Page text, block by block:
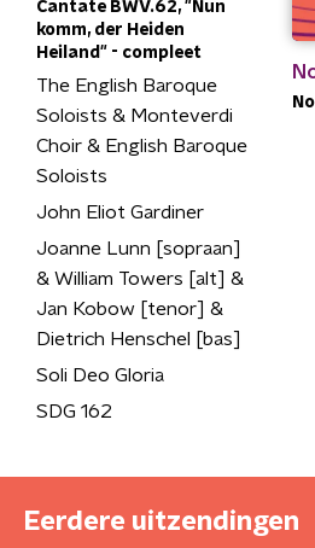
Cantate BWV.62, "Nun
komm, der Heiden
Heiland" - compleet
The English Baroque
Soloists & Monteverdi
Choir & English Baroque
Soloists
John Eliot Gardiner
Joanne Lunn [sopraan]
& William Towers [alt] &
Jan Kobow [tenor] &
Dietrich Henschel [bas]
Soli Deo Gloria
SDG 162
Eerdere uitzendingen